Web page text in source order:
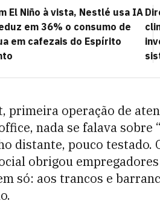
El Niño à vista, Nestlé usa IA
em 36% o consumo de
em cafezais do Espírito
primeira operação de
nada se falava sobre
distante, pouco testado.
obrigou
só: aos trancos e